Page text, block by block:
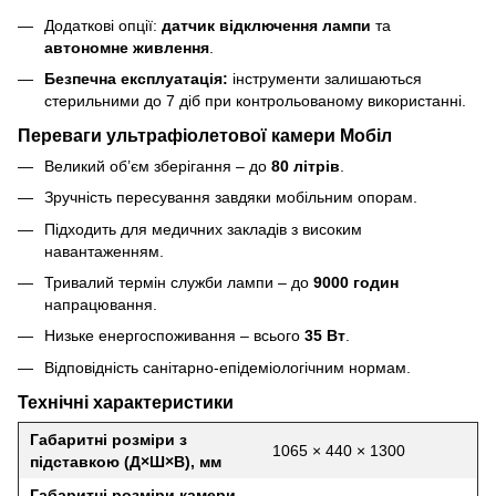
Додаткові опції: датчик відключення лампи та
автономне живлення
Безпечна експлуатація: інструменти залишаються
стерильними до 7 діб при контрольованому використанні.
Переваги ультрафіолетової камери Мобіл
Великий об’єм зберігання – до 80 літрів
Зручність пересування завдяки мобільним опорам.
Підходить для медичних закладів з високим
навантаженням.
Тривалий термін служби лампи – до 9000 годин
напрацювання.
Низьке енергоспоживання – всього 35 Вт.
Відповідність санітарно-епідеміологічним нормам.
Технічні характеристики
Габаритні розміри з
підставкою (Д×Ш×В), мм
1065 × 440 × 1300